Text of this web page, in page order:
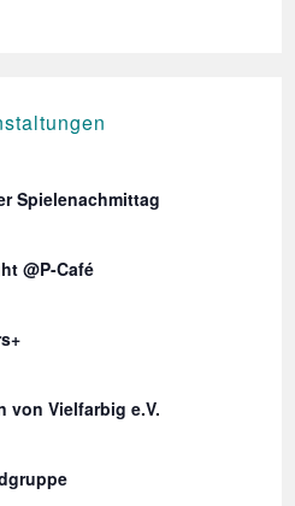
Spielenachmittag
@P-Café
von Vielfarbig e.V.